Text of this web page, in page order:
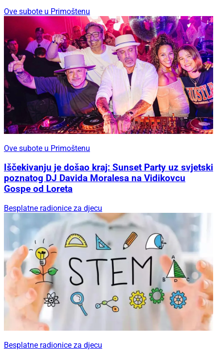
Ove subote u Primoštenu
Ove subote u Primoštenu
Iščekivanju je došao kraj: Sunset Party uz svjetski
poznatog DJ Davida Moralesa na Vidikovcu
Gospe od Loreta
Besplatne radionice za djecu
Besplatne radionice za djecu